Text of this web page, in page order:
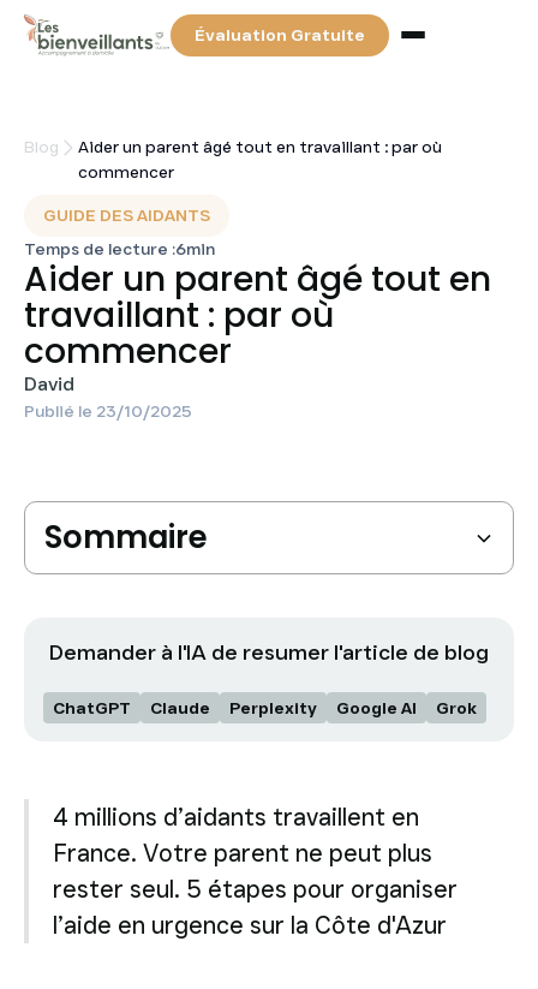
Évaluation Gratuite
Services
Tarifs & Financements
Partenaires
Blog
Recherchez votre auxiliaire de vie
dans les Alpes-Maritimes
Où vit la personne à accompagner ?
Blog
Aider un parent âgé tout en travaillant : par où
commencer
GUIDE DES AIDANTS
Temps de lecture :6min
Aider un parent âgé tout en
travaillant : par où
commencer
David
Publié le 23/10/2025
Demander à l'IA de resumer l'article de blog
ChatGPT Claude Perplexity Google AI Grok
Sommaire
Vous en aviez 18 en janvier.
Ce que les salariés aidants ne savent pas
Ce qui se passe quand le salarié aidant ne
s’organise pas
L’approche des Bienveillants : l’aide organisée
4 millions d’aidants travaillent en
France. Votre parent ne peut plus
rester seul. 5 étapes pour organiser
l’aide en urgence sur la Côte d'Azur